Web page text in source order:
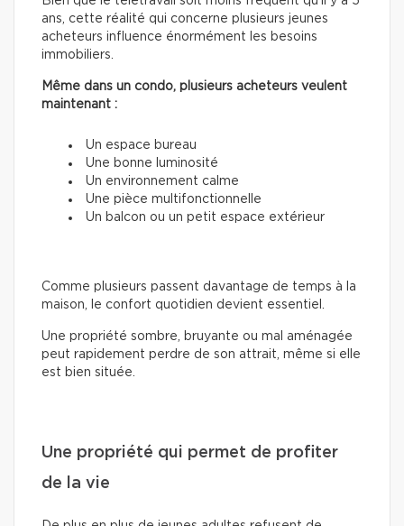
ans, cette réalité qui concerne plusieurs jeunes
acheteurs influence énormément les besoins
immobiliers.
Même dans un condo, plusieurs acheteurs veulent
maintenant :
Un espace bureau
Une bonne luminosité
Un environnement calme
Une pièce multifonctionnelle
Un balcon ou un petit espace extérieur
Comme plusieurs passent davantage de temps à la
maison, le confort quotidien devient essentiel.
Une propriété sombre, bruyante ou mal aménagée
peut rapidement perdre de son attrait, même si elle
est bien située.
Une propriété qui permet de profiter
de la vie